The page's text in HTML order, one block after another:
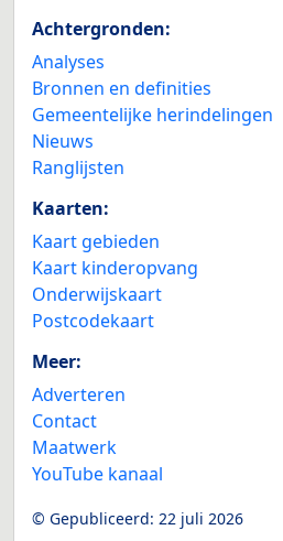
Achtergronden:
Analyses
Bronnen en definities
Gemeentelijke herindelingen
Nieuws
Ranglijsten
Kaarten:
Kaart gebieden
Kaart kinderopvang
Onderwijskaart
Postcodekaart
Meer:
Adverteren
Contact
Maatwerk
YouTube kanaal
© Gepubliceerd: 22 juli 2026